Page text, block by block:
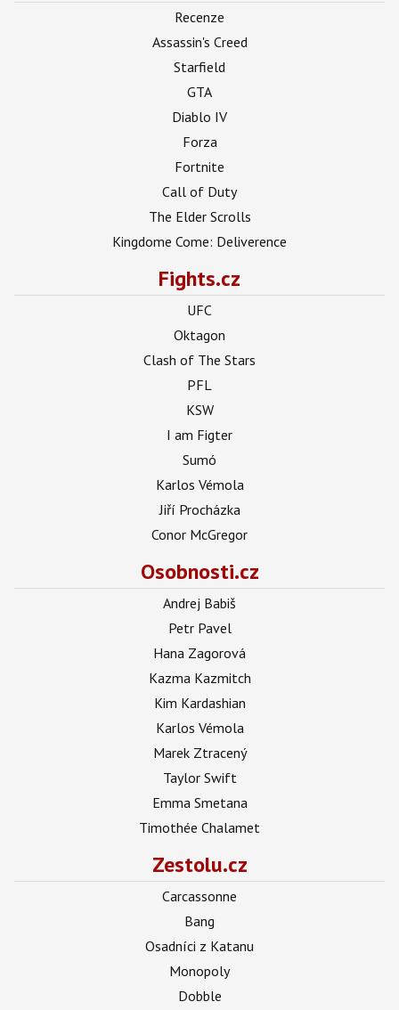
Recenze
Assassin's Creed
Starfield
GTA
Diablo IV
Forza
Fortnite
Call of Duty
The Elder Scrolls
Kingdome Come: Deliverence
Fights.cz
UFC
Oktagon
Clash of The Stars
PFL
KSW
I am Figter
Sumó
Karlos Vémola
Jiří Procházka
Conor McGregor
Osobnosti.cz
Andrej Babiš
Petr Pavel
Hana Zagorová
Kazma Kazmitch
Kim Kardashian
Karlos Vémola
Marek Ztracený
Taylor Swift
Emma Smetana
Timothée Chalamet
Zestolu.cz
Carcassonne
Bang
Osadníci z Katanu
Monopoly
Dobble